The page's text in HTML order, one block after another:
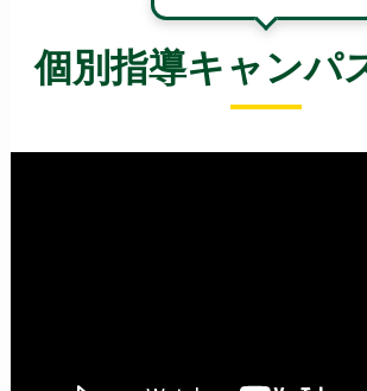
個別指導キャンパ